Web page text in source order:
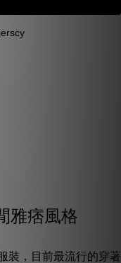
雅痞風格
裝，目前最流行的穿著